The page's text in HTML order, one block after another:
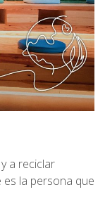
a reciclar
la persona que